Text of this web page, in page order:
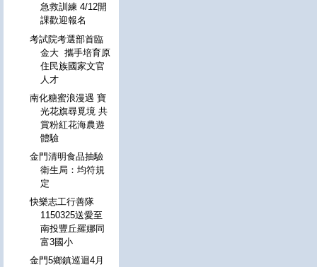
急救訓練 4/12開
課歡迎報名
考試院考選部首臨
金大 攜手培育原
住民族國家文官
人才
南化糖蜜浪漫遇 寶
光花旗尋覓境 共
賞粉紅花海農遊
體驗
金門清明食品抽驗
衛生局：均符規
定
快樂志工行善隊
1150325送愛至
南投豐丘羅娜同
富3國小
金門5鄉鎮巡迴4月